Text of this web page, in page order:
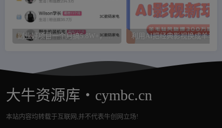
副业好项目一个月搞5.8W+，B站带货悬赏计划全流程教学，高佣金低竞争的蓝海市场！
大牛资源库・cymbc.cn
本站内容均转载于互联网,并不代表牛创网立场!